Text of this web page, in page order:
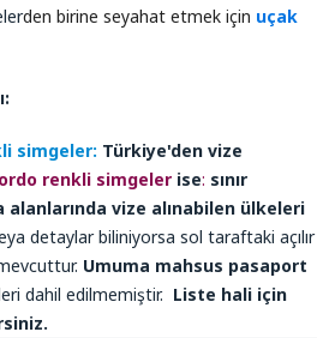
den birine seyahat etmek için uçak
:
simgeler: Türkiye'den vize
renkli simgeler ise: sınır
alanlarında vize alınabilen ülkeleri
detaylar biliniyorsa sol taraftaki açılır
Umuma mahsus pasaport
dahil edilmemiştir. Liste hali için